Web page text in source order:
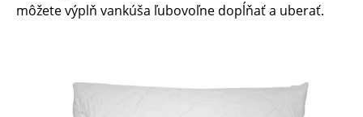
môžete výplň vankúša ľubovoľne dopĺňať a uberať.